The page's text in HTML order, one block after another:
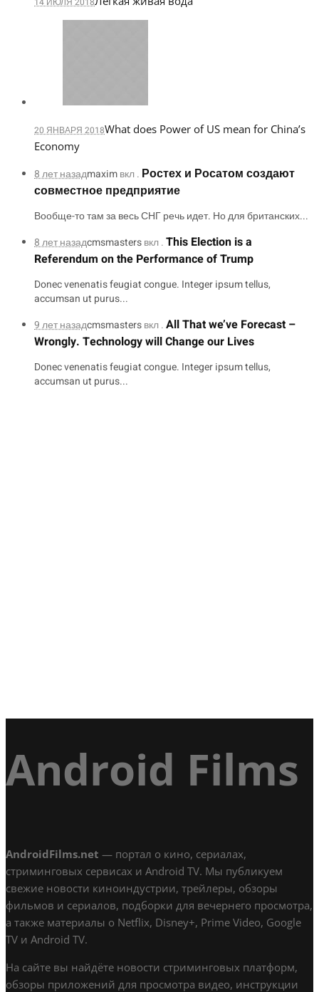
20 ЯНВАРЯ 2018What does Power of US mean for China’s
Economy
8 лет назадmaximвкл . Ростех и Росатом создают
совместное предприятие
Вообще-то там за весь СНГ речь идет. Но для британских...
8 лет назадcmsmastersвкл .This Election is a
Referendum on the Performance of Trump
Donec venenatis feugiat congue. Integer ipsum tellus,
accumsan ut purus...
9 лет назадcmsmastersвкл .All That we’ve Forecast –
Wrongly. Technology will Change our Lives
Donec venenatis feugiat congue. Integer ipsum tellus,
accumsan ut purus...
Android Films
AndroidFilms.net — портал о кино, сериалах,
стриминговых сервисах и Android TV. Мы публикуем
свежие новости киноиндустрии, трейлеры, обзоры
фильмов и сериалов, подборки для вечернего просмотра,
а также материалы о Netflix, Disney+, Prime Video, Google
TV и Android TV.
На сайте вы найдёте новости стриминговых платформ,
обзоры приложений для просмотра видео, инструкции